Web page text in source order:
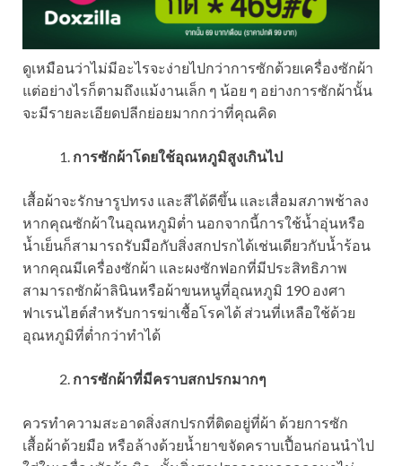
ดูเหมือนว่าไม่มีอะไรจะง่ายไปกว่าการซักด้วยเครื่องซักผ้า
แต่อย่างไรก็ตามถึงแม้งานเล็ก ๆ น้อย ๆ อย่างการซักผ้านั้น
จะมีรายละเอียดปลีกย่อยมากกว่าที่คุณคิด
การซักผ้าโดยใช้อุณหภูมิสูงเกินไป
เสื้อผ้าจะรักษารูปทรง และสีได้ดีขึ้น และเสื่อมสภาพช้าลง
หากคุณซักผ้าในอุณหภูมิต่ำ นอกจากนี้การใช้น้ำอุ่นหรือ
น้ำเย็นก็สามารถรับมือกับสิ่งสกปรกได้เช่นเดียวกับน้ำร้อน
หากคุณมีเครื่องซักผ้า และผงซักฟอกที่มีประสิทธิภาพ
สามารถซักผ้าลินินหรือผ้าขนหนูที่อุณหภูมิ 190 องศา
ฟาเรนไฮต์สำหรับการฆ่าเชื้อโรคได้ ส่วนที่เหลือใช้ด้วย
อุณหภูมิที่ต่ำกว่าทำได้
การซักผ้าที่มีคราบสกปรกมากๆ
ควรทำความสะอาดสิ่งสกปรกที่ติดอยู่ที่ผ้า ด้วยการซัก
เสื้อผ้าด้วยมือ หรือล้างด้วยน้ำยาขจัดคราบเปื้อนก่อนนำไป